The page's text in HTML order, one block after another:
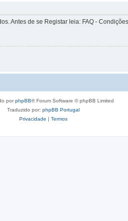
Antes de se Registar leia: FAQ -
porphpBB® Forum Software © phpBB Limited
Traduzido por: phpBB Portugal
Privacidade | Termos